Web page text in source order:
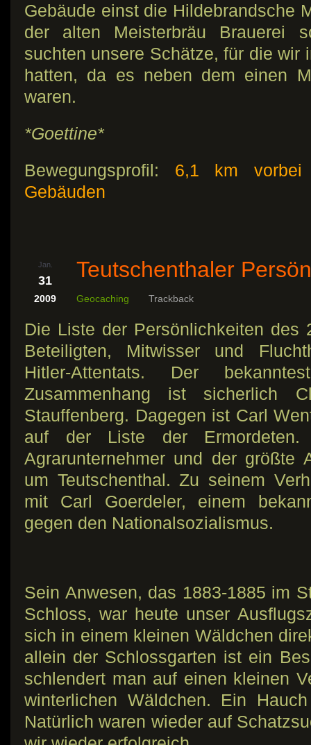
Gebäude einst die Hildebrandsche
der alten Meisterbräu Brauerei
suchten unsere Schätze, für die wir
hatten, da es neben dem einen
waren.
*Goettine*
Bewegungsprofil: 6,1 km vorbei
Gebäuden
Jan.
31
2009
Teutschenthaler
Geocaching Trackback
Die Liste der Persönlichkeiten des
Beteiligten, Mitwisser und
Hitler-Attentats. Der
Zusammenhang ist sicherlich
Stauffenberg. Dagegen ist Carl
auf der Liste der
Agrarunternehmer und der größte
um Teutschenthal. Zu seinem
mit Carl Goerdeler, einem
gegen den Nationalsozialismus.
Sein Anwesen, das 1883-1885 im
Schloss, war heute unser
sich in einem kleinen Wäldchen
allein der Schlossgarten ist ein
schlendert man auf einen kleinen
winterlichen Wäldchen. Ein
Natürlich waren wieder auf